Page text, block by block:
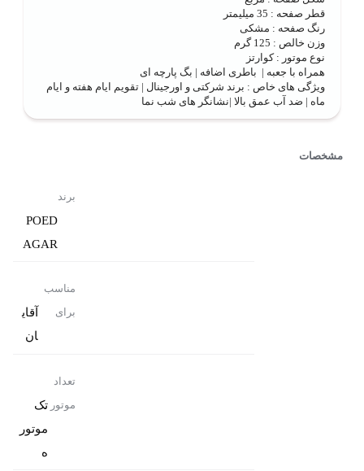
قطر صفحه : 35 میلیمتر
رنگ صفحه : مشکی
وزن خالص : 125 گرم
نوع موتور : کوارتز
همراه با جعبه | باطری اضافه | بگ پارچه ای
ویژگی های خاص : برند شرکتی و اورجینال | تقویم ایام هفته و ایام
ماه | ضد آب عمق بالا |نشانگر های شب نما
مشخصات
برند
POED
AGAR
مناسب
برای
آقای
ان
تعداد
موتور تک
موتور
ه